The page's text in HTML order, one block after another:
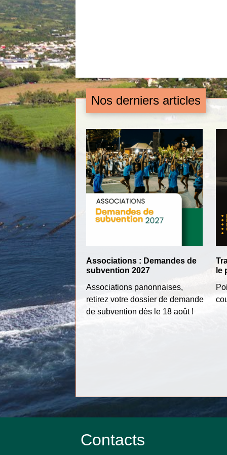
Nos derniers articles
Associations : Demandes de
subvention 2027
Associations panonnaises,
retirez votre dossier de demande
de subvention dès le 18 août !
le
Contacts